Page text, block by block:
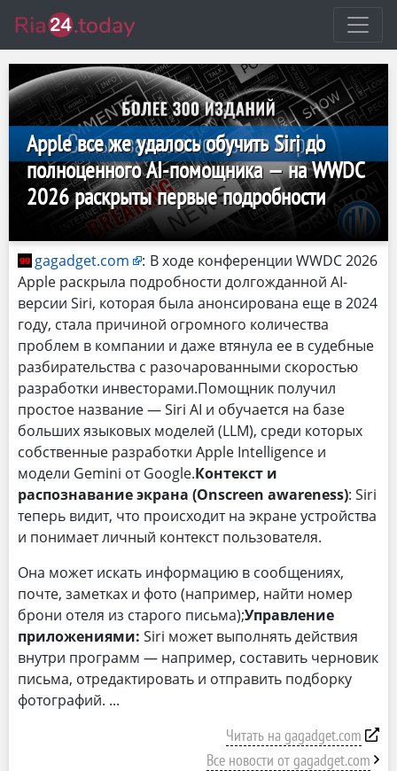
Apple все же удалось обучить Siri до
полноценного AI-помощника — на WWDC
2026 раскрыты первые подробности
gagadget.com : В ходе конференции WWDC 2026
Apple раскрыла подробности долгожданной AI-
версии Siri, которая была анонсирована еще в 2024
году, стала причиной огромного количества
проблем в компании и даже втянула ее в судебные
разбирательства с разочарованными скоростью
разработки инвесторами.Помощник получил
простое название — Siri AI и обучается на базе
больших языковых моделей (LLM), среди которых
собственные разработки Apple Intelligence и
модели Gemini от Google.Контекст и
распознавание экрана (Onscreen awareness): Siri
теперь видит, что происходит на экране устройства
и понимает личный контекст пользователя.
Она может искать информацию в сообщениях,
почте, заметках и фото (например, найти номер
брони отеля из старого письма);Управление
приложениями: Siri может выполнять действия
внутри программ — например, составить черновик
письма, отредактировать и отправить подборку
фотографий.
Читать на gagadget.com
Все новости от gagadget.com